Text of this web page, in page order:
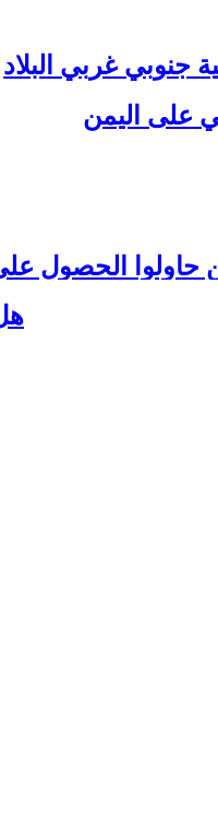
على اليمن
حاولوا الحصول